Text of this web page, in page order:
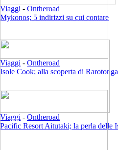
Viaggi - Ontheroad
Mykonos; 5 indirizzi su cui contare
Viaggi - Ontheroad
Isole Cook; alla scoperta di Rarotonga
Viaggi - Ontheroad
Pacific Resort Aitutaki; la perla delle